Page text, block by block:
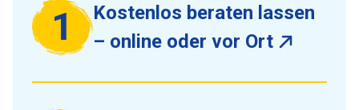
1
Kostenlos beraten lassen
– online oder vor Ort